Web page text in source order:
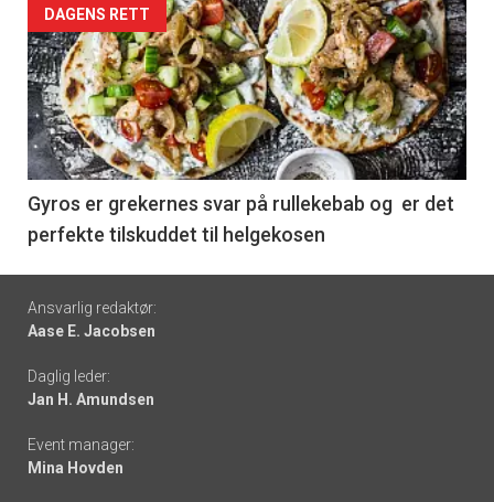
Forsiden
akkurat
nå
-
6
DAGENS RETT
Gyros er grekernes svar på rullekebab og er det
perfekte tilskuddet til helgekosen
Footer
-
links
Ansvarlig redaktør:
Aase E. Jacobsen
Daglig leder:
Jan H. Amundsen
Event manager:
Mina Hovden